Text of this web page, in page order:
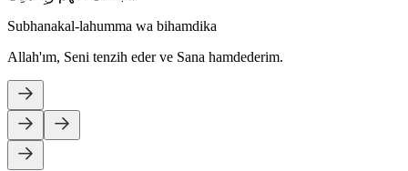
Subhanakal-lahumma wa bihamdika
Allah'ım, Seni tenzih eder ve Sana hamdederim.